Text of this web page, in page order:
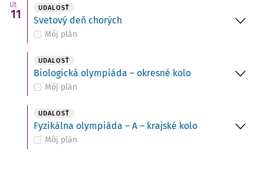
Ut
11 UDALOSŤ
Svetový deň chorých
Môj plán
UDALOSŤ
Biologická olympiáda – okresné kolo
Môj plán
UDALOSŤ
Fyzikálna olympiáda – A – krajské kolo
Môj plán